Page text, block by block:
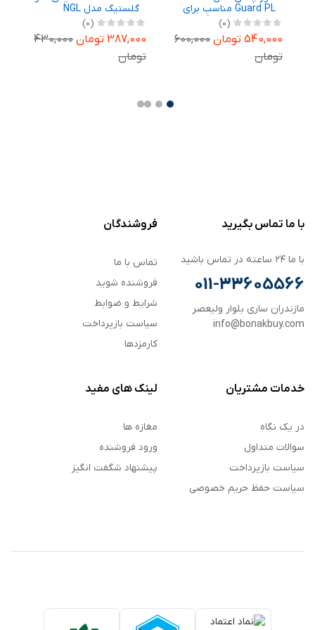
Guard PL مناسب برای
ساعت هوشمند گرین لاین
Ultra 49 میلیمتری
(0)
540,000 تومان
600,000
تومان
گلستیگ مدل NGL
مناسب برای ساعت
هوشمند هوآوی Watch
GT 3 46mm بسته سه
عددی
(0)
387,000 تومان
430,000
تومان
با ما تماس بگیرید
با ما ۲۴ ساعته در تماس باشید
011-33605566
مازندران ساری بلوار ولیعصر
info@bonakbuy.com
فروشندگان
تماس با ما
فروشنده شوید
شرایط و ضوابط
سیاست بازپرداخت
کارمزدها
خدمات مشتریان
در یک نگاه
سوالات متداول
سیاست بازپرداخت
سیاست حفظ حریم خصوصی
لینک های مفید
مغازه ها
ورود فروشنده
پیشنهاد شگفت انگیز